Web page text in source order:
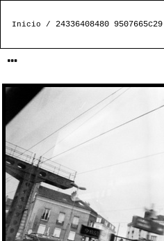
Inicio / 24336408480